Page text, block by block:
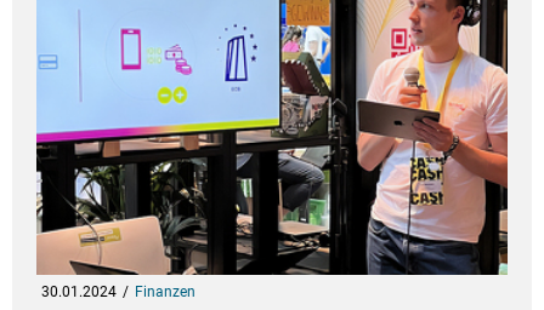
30.01.2024 Finanzen